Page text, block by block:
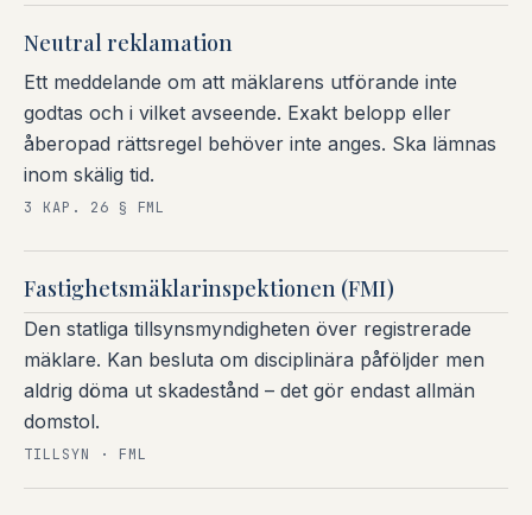
Neutral reklamation
Ett meddelande om att mäklarens utförande inte
godtas och i vilket avseende. Exakt belopp eller
åberopad rättsregel behöver inte anges. Ska lämnas
inom skälig tid.
3 KAP. 26 § FML
Fastighetsmäklarinspektionen (FMI)
Den statliga tillsynsmyndigheten över registrerade
mäklare. Kan besluta om disciplinära påföljder men
aldrig döma ut skadestånd – det gör endast allmän
domstol.
TILLSYN · FML